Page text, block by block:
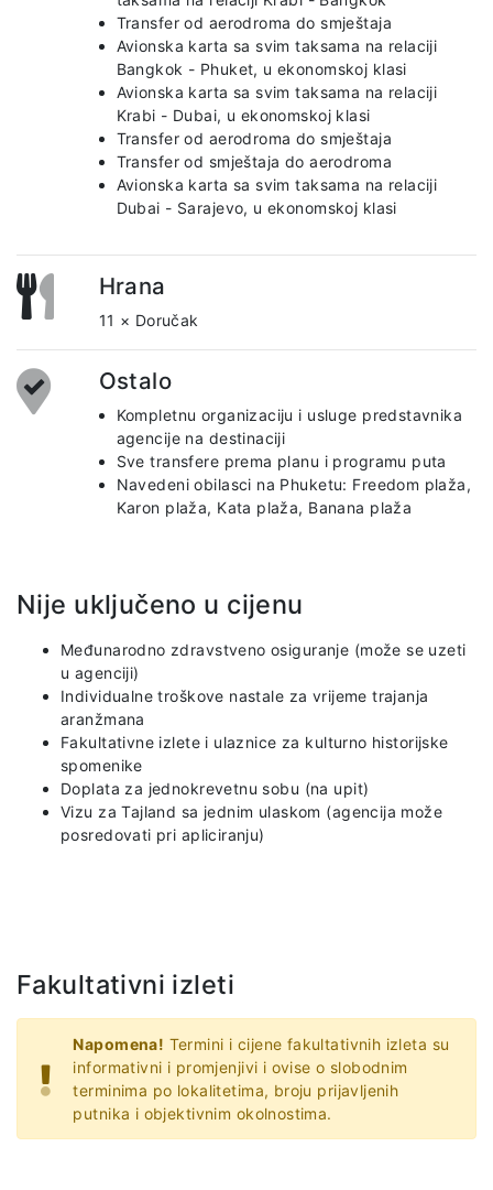
Transfer od aerodroma do smještaja
Avionska karta sa svim taksama na relaciji
Bangkok - Phuket, u ekonomskoj klasi
Avionska karta sa svim taksama na relaciji
Krabi - Dubai, u ekonomskoj klasi
Transfer od aerodroma do smještaja
Transfer od smještaja do aerodroma
Avionska karta sa svim taksama na relaciji
Dubai - Sarajevo, u ekonomskoj klasi
Hrana
11 × Doručak
Ostalo
Kompletnu organizaciju i usluge predstavnika
agencije na destinaciji
Sve transfere prema planu i programu puta
Navedeni obilasci na Phuketu: Freedom plaža,
Karon plaža, Kata plaža, Banana plaža
Nije uključeno u cijenu
Međunarodno zdravstveno osiguranje (može se uzeti
u agenciji)
Individualne troškove nastale za vrijeme trajanja
aranžmana
Fakultativne izlete i ulaznice za kulturno historijske
spomenike
Doplata za jednokrevetnu sobu (na upit)
Vizu za Tajland sa jednim ulaskom (agencija može
posredovati pri apliciranju)
Fakultativni izleti
Napomena! Termini i cijene fakultativnih izleta su
informativni i promjenjivi i ovise o slobodnim
terminima po lokalitetima, broju prijavljenih
putnika i objektivnim okolnostima.